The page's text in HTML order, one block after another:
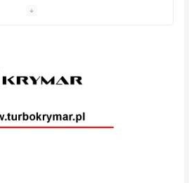
Galeria Mebli AMS